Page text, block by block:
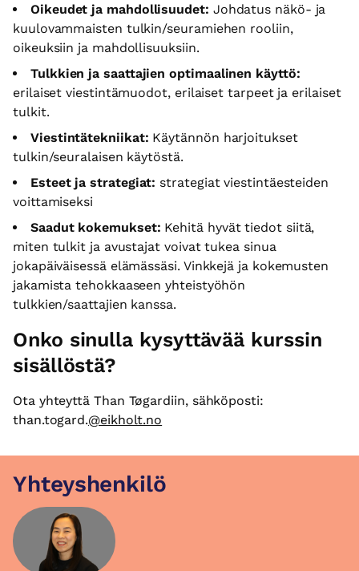
Oikeudet ja mahdollisuudet: Johdatus näkö- ja
kuulovammaisten tulkin/seuramiehen rooliin,
oikeuksiin ja mahdollisuuksiin.
Tulkkien ja saattajien optimaalinen käyttö:
erilaiset viestintämuodot, erilaiset tarpeet ja erilaiset
tulkit.
Viestintätekniikat: Käytännön harjoitukset
tulkin/seuralaisen käytöstä.
Esteet ja strategiat: strategiat viestintäesteiden
voittamiseksi
Saadut kokemukset: Kehitä hyvät tiedot siitä,
miten tulkit ja avustajat voivat tukea sinua
jokapäiväisessä elämässäsi. Vinkkejä ja kokemusten
jakamista tehokkaaseen yhteistyöhön
tulkkien/saattajien kanssa.
Onko sinulla kysyttävää kurssin
sisällöstä?
Ota yhteyttä Than Tøgardiin, sähköposti:
than.togard.@eikholt.no
Yhteyshenkilö